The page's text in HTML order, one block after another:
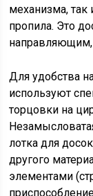
механизма,
пропила. Это
направляющим,
Для удобства
используют
торцовки на
лотка для
другого
элементами